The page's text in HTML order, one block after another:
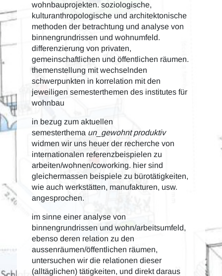
wohnbauprojekten. soziologische,
kulturanthropologische und architektonische
methoden der betrachtung und analyse von
binnengrundrissen und wohnumfeld.
differenzierung von privaten,
gemeinschaftlichen und öffentlichen räumen.
themenstellung mit wechselnden
schwerpunkten in korrelation mit den
jeweiligen semesterthemen des institutes für
wohnbau
in bezug zum aktuellen
semesterthema un_gewohnt produktiv
widmen wir uns heuer der recherche von
internationalen referenzbeispielen zu
arbeiten/wohnen/coworking. hier sind
gleichermassen beispiele zu bürotätigkeiten,
wie auch werkstätten, manufakturen, usw.
angesprochen.
im sinne einer analyse von
binnengrundrissen und wohn/arbeitsumfeld,
ebenso deren relation zu den
aussenräumen/öffentlichen räumen,
untersuchen wir die relationen dieser
(alltäglichen) tätigkeiten, und direkt daraus